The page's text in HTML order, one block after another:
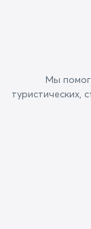
Мы
туристических,